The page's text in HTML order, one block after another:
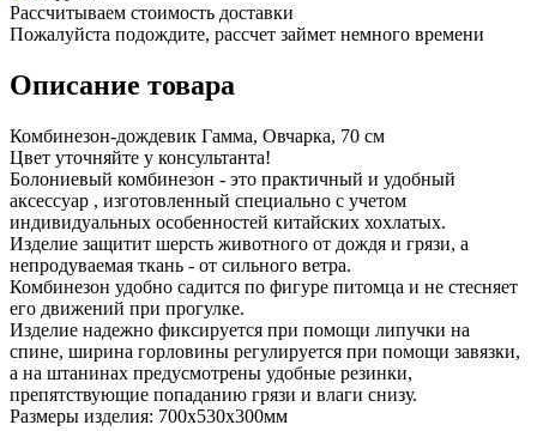
Рассчитываем стоимость доставки
Пожалуйста подождите, рассчет займет немного времени
Описание товара
Комбинезон-дождевик Гамма, Овчарка, 70 см
Цвет уточняйте у консультанта!
Болониевый комбинезон - это практичный и удобный
аксессуар , изготовленный специально с учетом
индивидуальных особенностей китайских хохлатых.
Изделие защитит шерсть животного от дождя и грязи, а
непродуваемая ткань - от сильного ветра.
Комбинезон удобно садится по фигуре питомца и не стесняет
его движений при прогулке.
Изделие надежно фиксируется при помощи липучки на
спине, ширина горловины регулируется при помощи завязки,
а на штанинах предусмотрены удобные резинки,
препятствующие попаданию грязи и влаги снизу.
Размеры изделия: 700х530х300мм